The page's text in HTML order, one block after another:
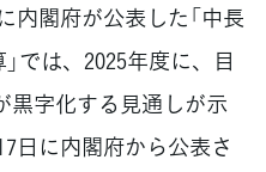
閣府が公表した「中長
では、2025年度に、目
黒字化する見通しが示
日に内閣府から公表さ